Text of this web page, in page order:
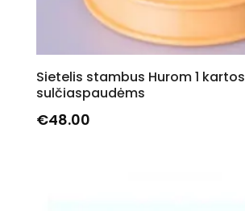
Sietelis stambus Hurom 1 kartos
sulčiaspaudėms
€48.00